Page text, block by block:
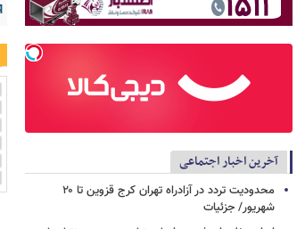
آخرین اخبار اجتماعی
محدودیت تردد در آزادراه تهران کرج قزوین تا ۲۰
شهریور/ جزئیات